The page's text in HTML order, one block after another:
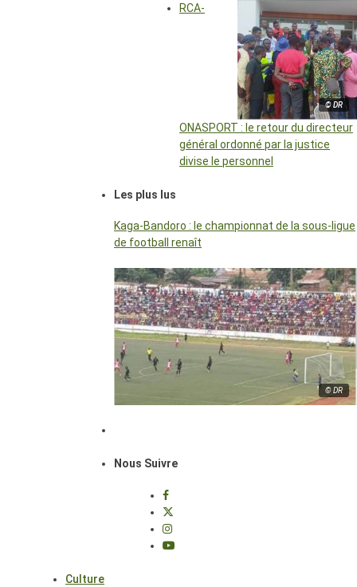
© DR
RCA-
ONASPORT : le retour du directeur
général ordonné par la justice
divise le personnel
Les plus lus
Kaga-Bandoro : le championnat de la sous-ligue
de football renaît
© DR
Nous Suivre
Culture